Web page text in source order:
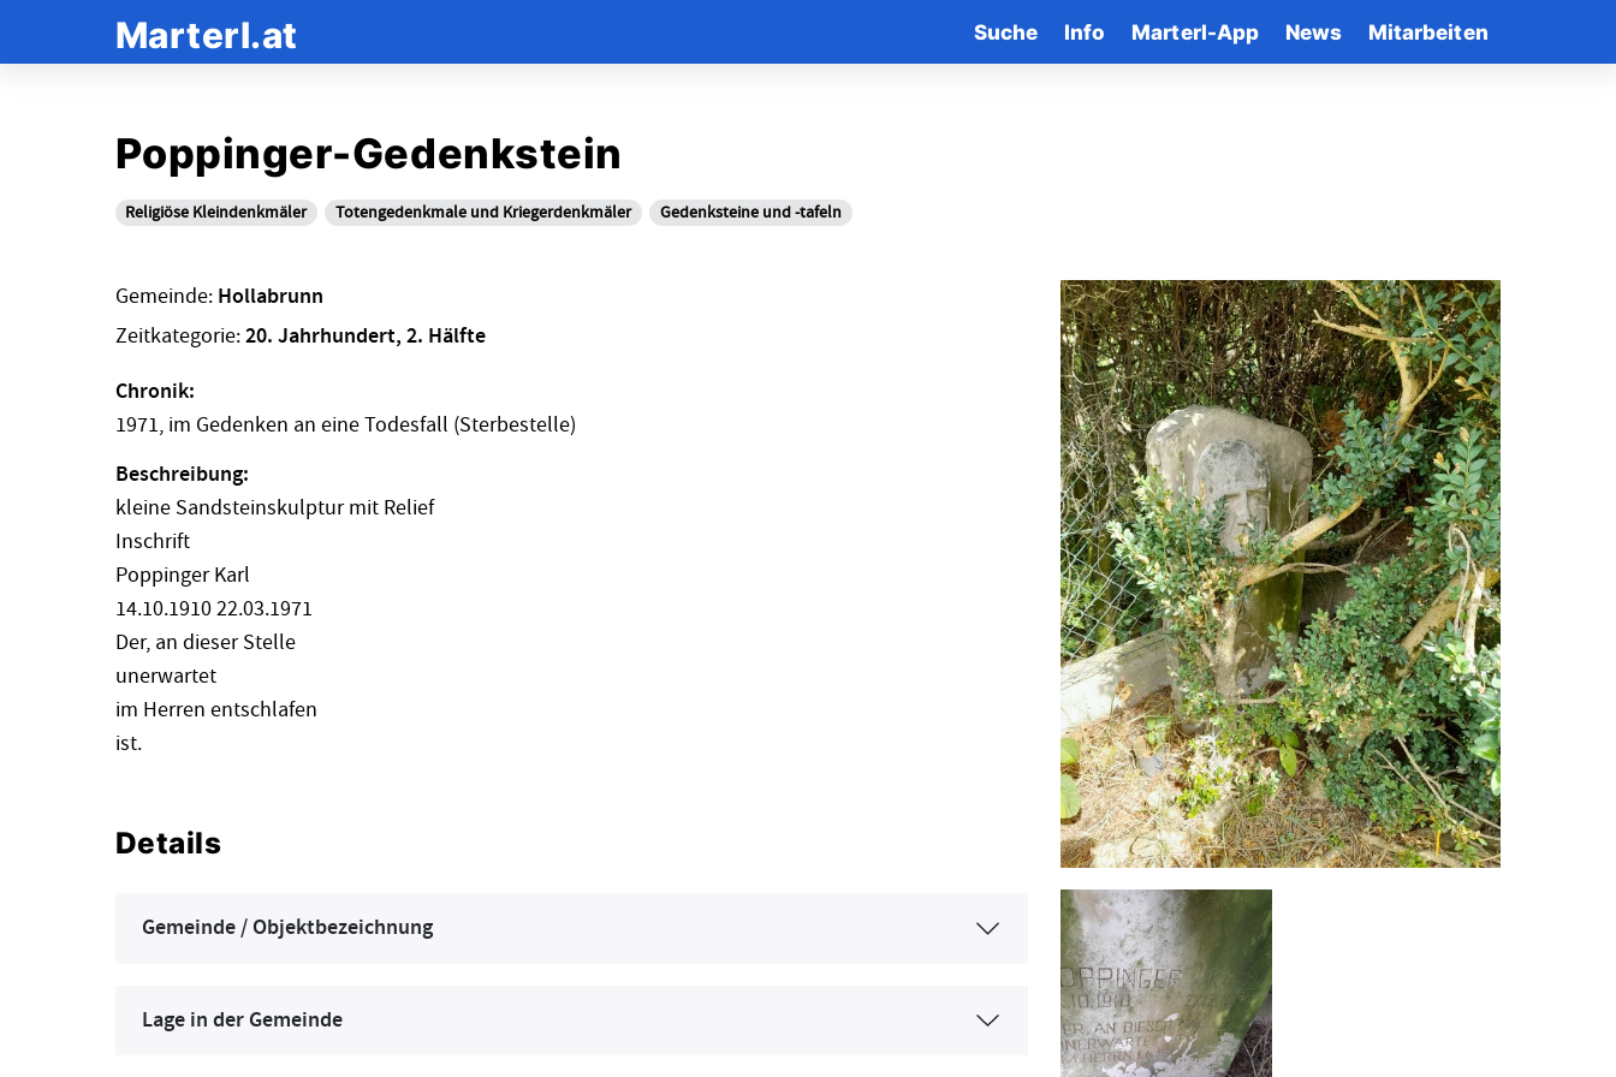
Marterl.at Suche Info Marterl-App News Mitarbeiten
Poppinger-Gedenkstein
Religiöse Kleindenkmäler Totengedenkmale und Kriegerdenkmäler Gedenksteine und -tafeln
Gemeinde: Hollabrunn
Zeitkategorie:20. Jahrhundert, 2. Hälfte
Chronik:
1971, im Gedenken an eine Todesfall (Sterbestelle)
Beschreibung:
kleine Sandsteinskulptur mit Relief
Inschrift
Poppinger Karl
14.10.1910 22.03.1971
Der, an dieser Stelle
unerwartet
im Herren entschlafen
ist.
Details
Gemeinde / Objektbezeichnung
Lage in der Gemeinde